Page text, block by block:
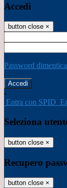
Accedi
button close ×
Password
-
Entra con SPID
Seleziona
button close ×
Recupero
button close ×